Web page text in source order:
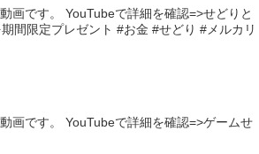
画です。 YouTubeで詳細を確認=>せどりと
間限定プレゼント #お金 #せどり #メルカリ
画です。 YouTubeで詳細を確認=>ゲームせ